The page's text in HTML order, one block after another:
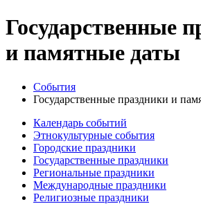
Государственные
и памятные даты
События
Государственные праздники и
Календарь событий
Этнокультурные события
Городские праздники
Государственные праздники
Региональные праздники
Международные праздники
Религиозные праздники